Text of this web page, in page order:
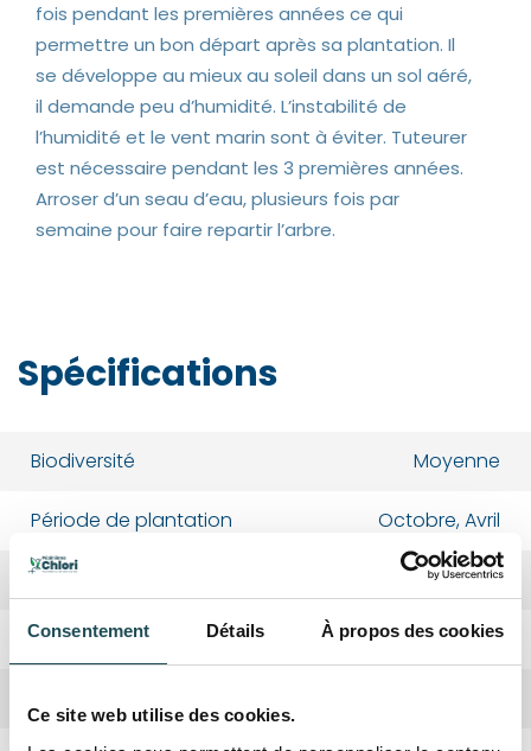
Consentement Détails À propos des cookies
Ce site web utilise des cookies.
fois pendant les premières années ce qui
permettre un bon départ après sa plantation. Il
se développe au mieux au soleil dans un sol aéré,
il demande peu d’humidité. L’instabilité de
l’humidité et le vent marin sont à éviter. Tuteurer
est nécessaire pendant les 3 premières années.
Arroser d’un seau d’eau, plusieurs fois par
semaine pour faire repartir l’arbre.
Spécifications
Biodiversité Moyenne
Période de plantation Octobre, Avril
Forme de la couronne Large
Rusticité Oui